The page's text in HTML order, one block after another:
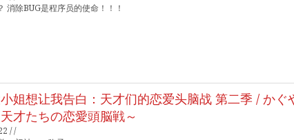
消除BUG是程序员的使命！！！
姐想让我告白：天才们的恋爱头脑战 第二季 / かぐ
才たちの恋愛頭脳戦～
/ /